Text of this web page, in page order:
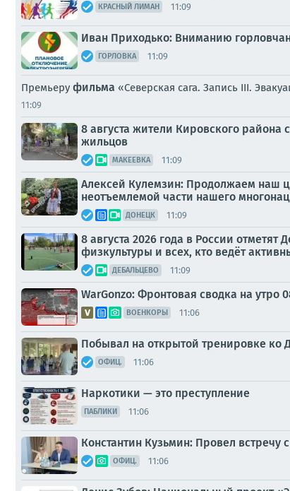
КРАСНЫЙ ЛИМАН 11:09
Иван Приходько: Вниманию
ГОРЛОВКА 11:09
Премьеру фильма «Северская сага. Запись III.
11:09
8 августа жители Кировского
жильцов
МАКЕЕВКА 11:09
Алексей Кулемзин: Продолжаем наш
неотъемлемой части нашего
ДОНЕЦК 11:09
8 августа 2026 года в России
физкультуры и всех, кто ведёт
ДЕБАЛЬЦЕВО 11:09
WarGonzo: Фронтовая сводка на утро
ВОЕНКОРЫ 11:06
Побывал на открытой тренировке ко
ОФИЦ. 11:06
Наркотики — это преступление
ПАБЛИКИ 11:06
Константин Кузьмин: Провел встречу
ОФИЦ. 11:06